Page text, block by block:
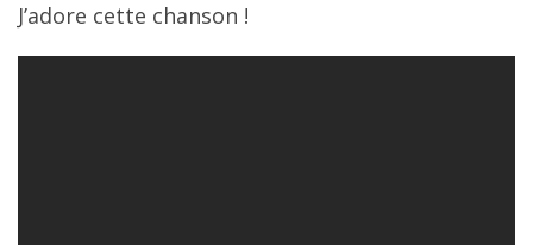
J’adore cette chanson !